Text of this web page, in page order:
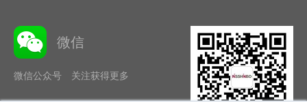
微信
微信公众号 关注获得更多